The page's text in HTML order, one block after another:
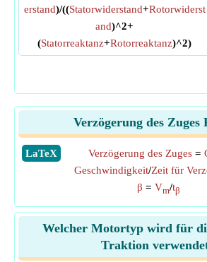
erstand)/((Statorwiderstand+Rotorwiderst
and)^2+
(Statorreaktanz+Rotorreaktanz)^2)
Verzögerung des Zuges
​LaTeX Verzögerung des Zuges =
Geschwindigkeit/Zeit für
β = Vm/tβ
Welcher Motortyp wird für
Traktion